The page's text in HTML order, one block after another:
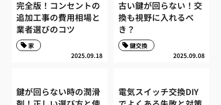
完全版！コンセントの
追加工事の費用相場と
業者選びのコツ
2025.09.18
家
古い鍵が回らない！交
換も視野に入れるべ
き？
2025.09.08
鍵交換
鍵が回らない時の潤滑
電気スイッチ交換DIY